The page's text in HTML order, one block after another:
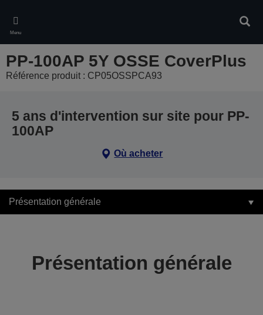
main
content
Menu
PP-100AP 5Y OSSE CoverPlus
Référence produit : CP05OSSPCA93
5 ans d'intervention sur site pour PP-
100AP
Où acheter
Présentation générale
Présentation générale